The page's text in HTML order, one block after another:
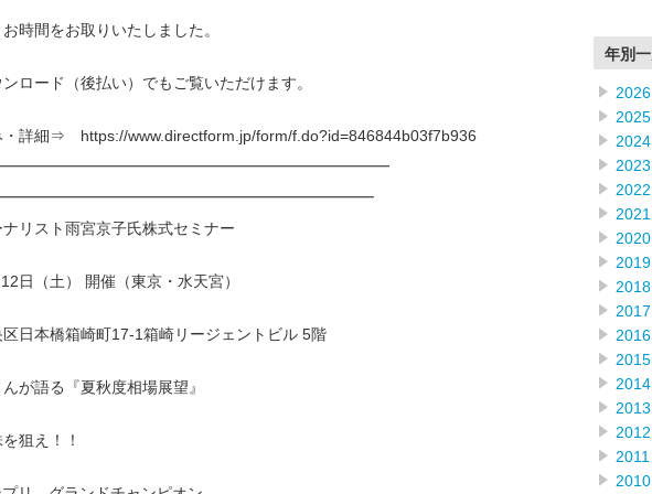
時間をお取りいたしました。
ロード（後払い）でもご覧いただけます。
・詳細⇒ https://www.directform.jp/form/f.do?id=846844b03f7b936
リスト雨宮京子氏株式セミナー
日（土） 開催（東京・水天宮）
区日本橋箱崎町17-1箱崎リージェントビル 5階
が語る『夏秋度相場展望』
狙え！！
年別
2026
2025
2024
2023
2022
2021
2020
2019
2018
2017
2016
2015
2014
2013
2012
2011
2010